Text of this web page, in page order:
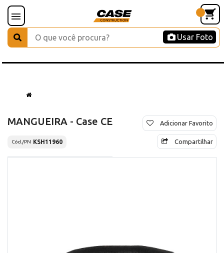
Usar Foto
MANGUEIRA - Case CE
Cód./PN KSH11960
Adicionar Favorito
Compartilhar